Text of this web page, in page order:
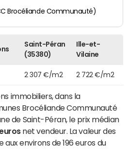
Brocéliande Communauté)
Saint-Péran
(35380)
Ille-et-
Vilaine
2 307 €/m2 2 722 €/m2
immobiliers, dans la
Brocéliande Communauté
de Saint-Péran, le prix médian
eurosnet vendeur. La valeur des
environs de 196 euros du